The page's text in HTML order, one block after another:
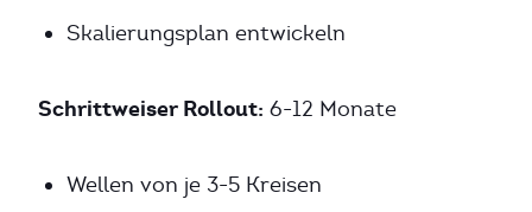
Skalierungsplan entwickeln
Schrittweiser Rollout: 6-12 Monate
Wellen von je 3-5 Kreisen